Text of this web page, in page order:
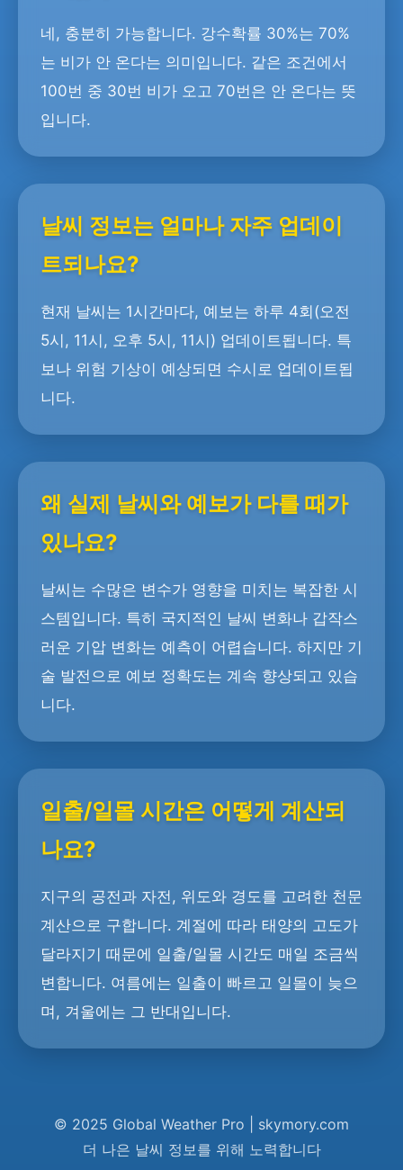
네, 충분히 가능합니다. 강수확률 30%는 70%
는 비가 안 온다는 의미입니다. 같은 조건에서
100번 중 30번 비가 오고 70번은 안 온다는 뜻
입니다.
날씨 정보는 얼마나 자주 업데이
트되나요?
현재 날씨는 1시간마다, 예보는 하루 4회(오전
5시, 11시, 오후 5시, 11시) 업데이트됩니다. 특
보나 위험 기상이 예상되면 수시로 업데이트됩
니다.
왜 실제 날씨와 예보가 다를 때가
있나요?
날씨는 수많은 변수가 영향을 미치는 복잡한 시
스템입니다. 특히 국지적인 날씨 변화나 갑작스
러운 기압 변화는 예측이 어렵습니다. 하지만 기
술 발전으로 예보 정확도는 계속 향상되고 있습
니다.
일출/일몰 시간은 어떻게 계산되
나요?
지구의 공전과 자전, 위도와 경도를 고려한 천문
계산으로 구합니다. 계절에 따라 태양의 고도가
달라지기 때문에 일출/일몰 시간도 매일 조금씩
변합니다. 여름에는 일출이 빠르고 일몰이 늦으
며, 겨울에는 그 반대입니다.
© 2025 Global Weather Pro | skymory.com
더 나은 날씨 정보를 위해 노력합니다